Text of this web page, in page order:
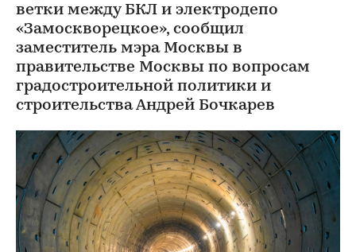
ветки между БКЛ и электродепо
«Замоскворецкое», сообщил
заместитель мэра Москвы в
правительстве Москвы по вопросам
градостроительной политики и
строительства Андрей Бочкарев